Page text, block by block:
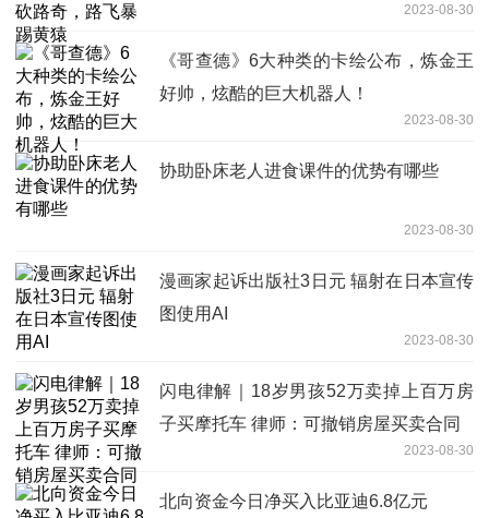
2023-08-30
《哥查德》6大种类的卡绘公布，炼金王
好帅，炫酷的巨大机器人！
2023-08-30
协助卧床老人进食课件的优势有哪些
2023-08-30
漫画家起诉出版社3日元 辐射在日本宣传
图使用AI
2023-08-30
闪电律解｜18岁男孩52万卖掉上百万房
子买摩托车 律师：可撤销房屋买卖合同
2023-08-30
北向资金今日净买入比亚迪6.8亿元